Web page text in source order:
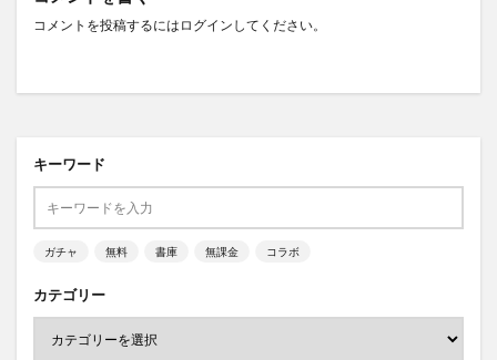
コメントを投稿するには ログイン してください。
キーワード
ガチャ 無料 書庫 無課金 コラボ
カテゴリー